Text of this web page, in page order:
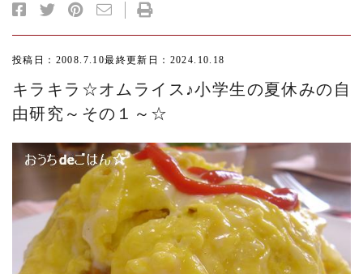
投稿日：2008.7.10最終更新日：2024.10.18
キラキラ☆オムライス♪小学生の夏休みの自
由研究～その１～☆